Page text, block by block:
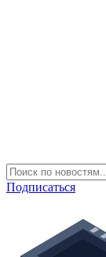
Подписаться